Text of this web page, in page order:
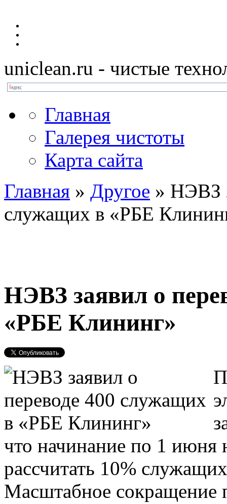
uniclean.ru - чистые
Главная
Галерея чистоты
Карта сайта
Главная » Другое » НЭВЗ
служащих в «РБЕ
НЭВЗ заявил о
«РБЕ Клининг»
что начинание по 1 июня
рассчитать 10%
Масштабное сокращение